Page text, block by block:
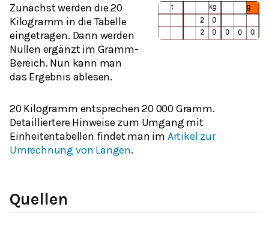
Zunächst werden die 20
Kilogramm in die Tabelle
eingetragen. Dann werden
Nullen ergänzt im Gramm-
Bereich. Nun kann man
das Ergebnis ablesen.
20 Kilogramm entsprechen 20 000 Gramm.
Detailliertere Hinweise zum Umgang mit
Einheitentabellen findet man im Artikel zur
Umrechnung von Längen.
Quellen